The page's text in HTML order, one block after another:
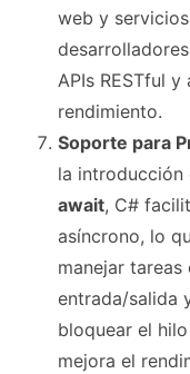
web y
APIs RESTful
rendimiento.
Soporte para
la introducción
await, C#
asíncrono, lo
manejar
entrada/salida
bloquear el
mejora el